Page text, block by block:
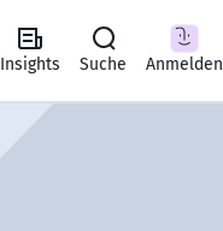
Insights Suche Anmelden